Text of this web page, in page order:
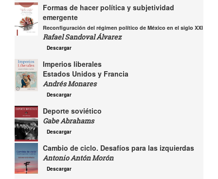
Formas de hacer política y subjetividad
emergente
Reconfiguración del régimen político de México en el siglo XXI
Rafael Sandoval Álvarez
Descargar
Imperios liberales
Estados Unidos y Francia
Andrés Monares
Descargar
Deporte soviético
Gabe Abrahams
Descargar
Cambio de ciclo. Desafíos para las izquierdas
Antonio Antón Morón
Descargar